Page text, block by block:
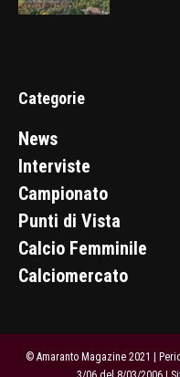
Categorie
News
Interviste
Campionato
Punti di Vista
Calcio Femminile
Calciomercato
© Amaranto Magazine 2021 |